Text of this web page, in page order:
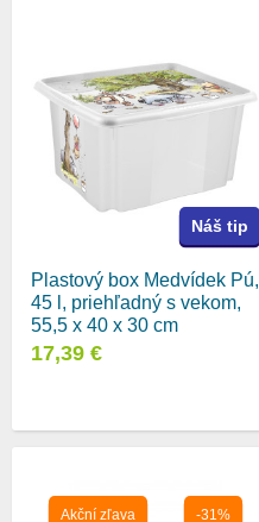
Náš tip
Plastový box Medvídek Pú,
45 l, priehľadný s vekom,
55,5 x 40 x 30 cm
17,39 €
-31%
Akční zľava